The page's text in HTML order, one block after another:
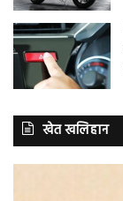
खेत खलिहान